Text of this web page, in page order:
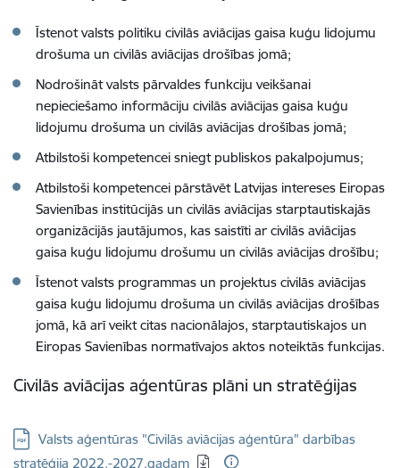
Īstenot valsts politiku civilās aviācijas gaisa kuģu lidojumu
drošuma un civilās aviācijas drošības jomā;
Nodrošināt valsts pārvaldes funkciju veikšanai
nepieciešamo informāciju civilās aviācijas gaisa kuģu
lidojumu drošuma un civilās aviācijas drošības jomā;
Atbilstoši kompetencei sniegt publiskos pakalpojumus;
Atbilstoši kompetencei pārstāvēt Latvijas intereses Eiropas
Savienības institūcijās un civilās aviācijas starptautiskajās
organizācijās jautājumos, kas saistīti ar civilās aviācijas
gaisa kuģu lidojumu drošumu un civilās aviācijas drošību;
Īstenot valsts programmas un projektus civilās aviācijas
gaisa kuģu lidojumu drošuma un civilās aviācijas drošības
jomā, kā arī veikt citas nacionālajos, starptautiskajos un
Eiropas Savienības normatīvajos aktos noteiktās funkcijas.
Civilās aviācijas aģentūras plāni un stratēģijas
Lejupielādēt:
Valsts aģentūras "Civilās aviācijas aģentūra" darbības
stratēģija 2022.-2027.gadam